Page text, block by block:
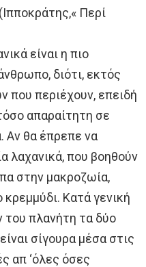
Περί
είναι η πιο
διότι, εκτός
που περιέχουν, επειδή
απαραίτητη σε
Αν θα έπρεπε να
λαχανικά, που βοηθούν
στην μακροζωία,
κρεμμύδι. Κατά γενική
του πλανήτη τα δύο
σίγουρα μέσα στις
απ ‘όλες όσες